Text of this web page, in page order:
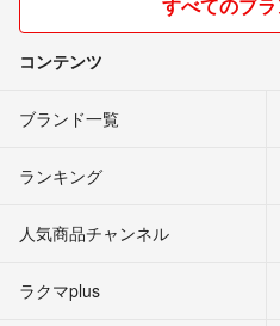
コンテンツ
ブランド一覧
ランキング
人気商品チャンネル
ラクマplus